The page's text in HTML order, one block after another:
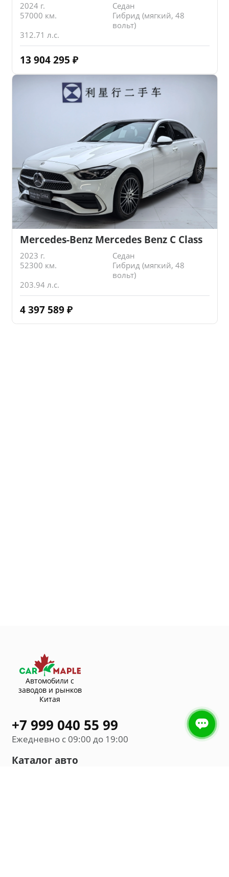
2024 г.
Седан
57000 км.
Гибрид (мягкий, 48
вольт)
312.71 л.с.
13 904 295 ₽
Mercedes-Benz Mercedes Benz C Class
2023 г.
Седан
52300 км.
Гибрид (мягкий, 48
вольт)
203.94 л.с.
4 397 589 ₽
Автомобили с
заводов и рынков
Китая
+7 999 040 55 99
Ежедневно с 09:00 до 19:00
Каталог авто